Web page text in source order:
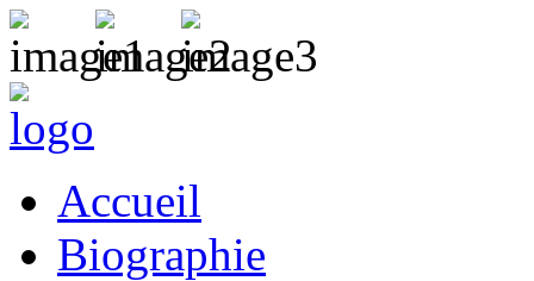
Accueil
Biographie